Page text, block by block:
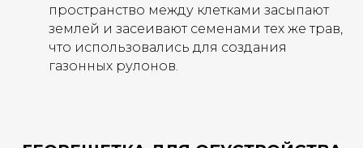
пространство между клетками засыпают
землей и засеивают семенами тех же трав,
что использовались для создания
газонных рулонов.